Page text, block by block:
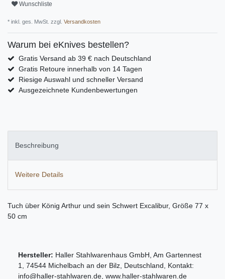
Wunschliste
* inkl. ges. MwSt. zzgl. Versandkosten
Warum bei eKnives bestellen?
Gratis Versand ab 39 € nach Deutschland
Gratis Retoure innerhalb von 14 Tagen
Riesige Auswahl und schneller Versand
Ausgezeichnete Kundenbewertungen
Beschreibung
Weitere Details
Tuch über König Arthur und sein Schwert Excalibur, Größe 77 x
50 cm
Hersteller: Haller Stahlwarenhaus GmbH Am Gartennest
1
74544 Michelbach an der Bilz Deutschland , Kontakt:
info@haller-stahlwaren.de www.haller-stahlwaren.de